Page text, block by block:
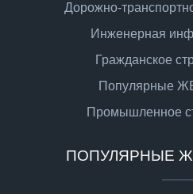
Дорожно-
Инженерная
Гражданское
Популярные
Промышленное
ПОПУЛЯРНЫЕ